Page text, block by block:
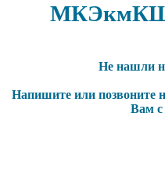
Не нашли
Напишите или позвоните
Вам